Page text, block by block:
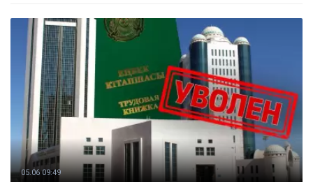
05.06 09:49